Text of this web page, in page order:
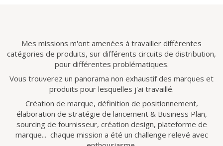
Mes missions m'ont amenées à travailler différentes
catégories de produits, sur différents circuits de distribution,
pour différentes problématiques.
Vous trouverez un panorama non exhaustif des marques et
produits pour lesquelles j'ai travaillé.
Création de marque, définition de positionnement,
élaboration de stratégie de lancement & Business Plan,
sourcing de fournisseur, création design, plateforme de
marque... chaque mission a été un challenge relevé avec